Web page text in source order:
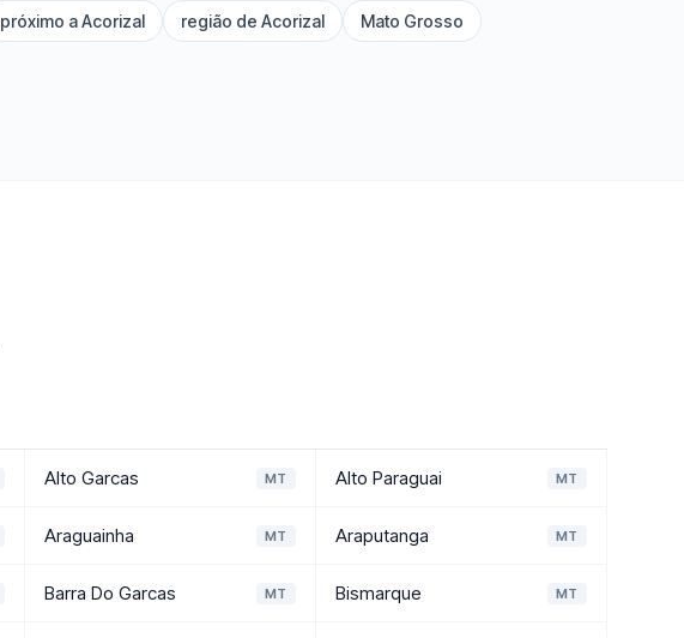
próximo a Acorizal região de Acorizal Mato Grosso
Alto Garcas MT Alto Paraguai MT
Araguainha MT Araputanga MT
Barra Do Garcas MT Bismarque MT